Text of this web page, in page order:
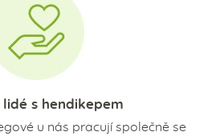
s hendikepem
u nás pracují společně se